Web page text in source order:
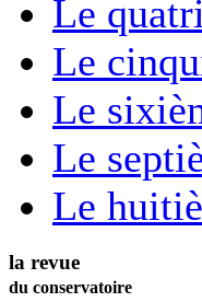
Le
Le
Le
Le
Le
la revue
du conservatoire